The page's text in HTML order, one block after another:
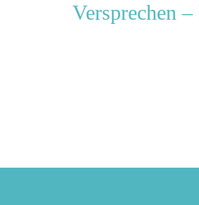
Versprechen